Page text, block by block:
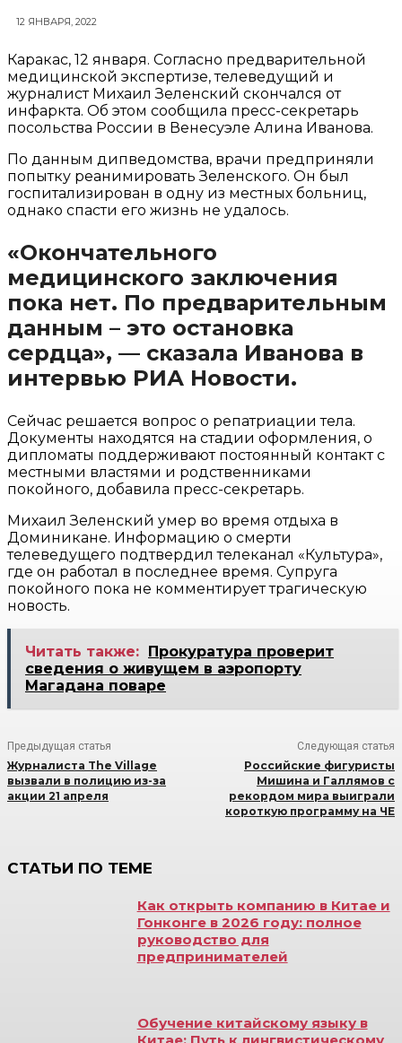
12 ЯНВАРЯ, 2022
Каракас, 12 января. Согласно предварительной
медицинской экспертизе, телеведущий и
журналист Михаил Зеленский скончался от
инфаркта. Об этом сообщила пресс-секретарь
посольства России в Венесуэле Алина Иванова.
По данным дипведомства, врачи предприняли
попытку реанимировать Зеленского. Он был
госпитализирован в одну из местных больниц,
однако спасти его жизнь не удалось.
«Окончательного
медицинского заключения
пока нет. По предварительным
данным – это остановка
сердца», — сказала Иванова в
интервью РИА Новости.
Сейчас решается вопрос о репатриации тела.
Документы находятся на стадии оформления, о
дипломаты поддерживают постоянный контакт с
местными властями и родственниками
покойного, добавила пресс-секретарь.
Михаил Зеленский умер во время отдыха в
Доминикане. Информацию о смерти
телеведущего подтвердил телеканал «Культура»,
где он работал в последнее время. Супруга
покойного пока не комментирует трагическую
новость.
Читать также: Прокуратура проверит
сведения о живущем в аэропорту
Магадана поваре
Предыдущая статья
Журналиста The Village
вызвали в полицию из-за
акции 21 апреля
Следующая статья
Российские фигуристы
Мишина и Галлямов с
рекордом мира выиграли
короткую программу на ЧЕ
СТАТЬИ ПО ТЕМЕ
Как открыть компанию в Китае и
Гонконге в 2026 году: полное
руководство для
предпринимателей
Обучение китайскому языку в